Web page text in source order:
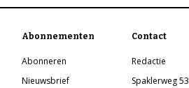
Abonnementen
Abonneren
Nieuwsbrief
Contact
Redactie
Spaklerweg 53